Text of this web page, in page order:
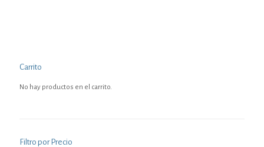
Carrito
No hay productos en el carrito.
Filtro por Precio